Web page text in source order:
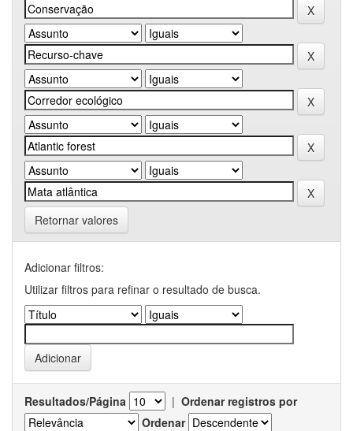
Retornar valores
Adicionar filtros:
Utilizar filtros para refinar o resultado de busca.
Resultados/Página | Ordenar registros por
Ordenar